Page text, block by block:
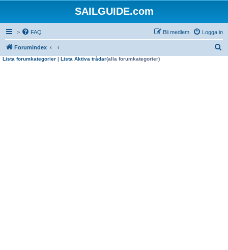
SAILGUIDE.com
> FAQ Logga in
Bli medlem
Forumindex
Lista forumkategorier | Lista Aktiva trådar(alla forumkategorier)